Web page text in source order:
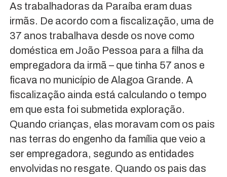
As trabalhadoras da Paraíba eram duas
irmãs. De acordo com a fiscalização, uma de
37 anos trabalhava desde os nove como
doméstica em João Pessoa para a filha da
empregadora da irmã – que tinha 57 anos e
ficava no município de Alagoa Grande. A
fiscalização ainda está calculando o tempo
em que esta foi submetida exploração.
Quando crianças, elas moravam com os pais
nas terras do engenho da família que veio a
ser empregadora, segundo as entidades
envolvidas no resgate. Quando os pais das